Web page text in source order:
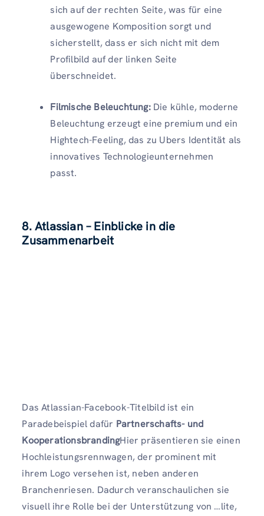
sich auf der rechten Seite, was für eine
ausgewogene Komposition sorgt und
sicherstellt, dass er sich nicht mit dem
Profilbild auf der linken Seite
überschneidet.
Filmische Beleuchtung:Die kühle, moderne
Beleuchtung erzeugt eine premium und ein
Hightech-Feeling, das zu Ubers Identität als
innovatives Technologieunternehmen
passt.
8. Atlassian – Einblicke in die
Zusammenarbeit
Das Atlassian-Facebook-Titelbild ist ein
Paradebeispiel dafür Partnerschafts- und
KooperationsbrandingHier präsentieren sie einen
Hochleistungsrennwagen, der prominent mit
ihrem Logo versehen ist, neben anderen
Branchenriesen. Dadurch veranschaulichen sie
visuell ihre Rolle bei der Unterstützung von …lite,